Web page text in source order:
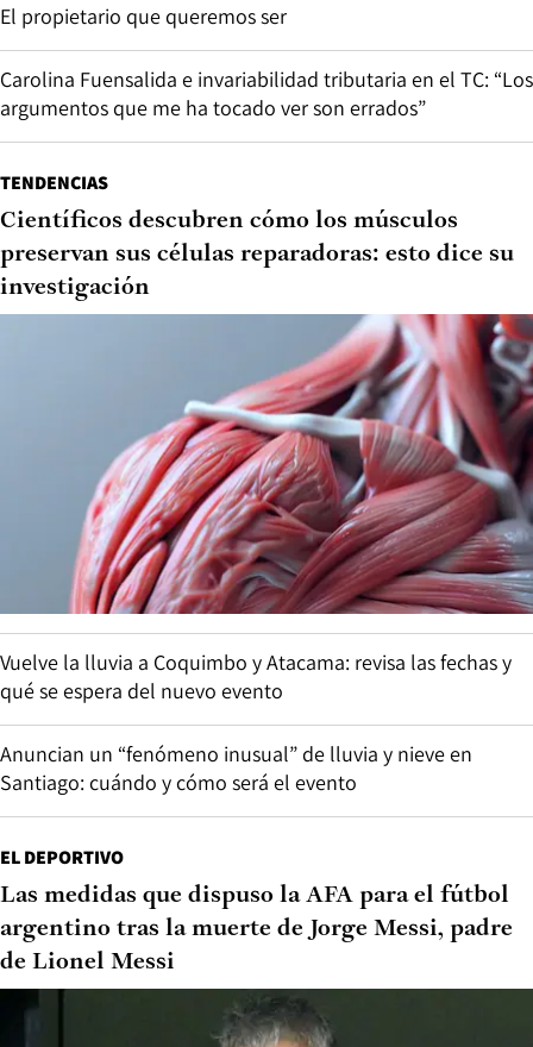
El propietario que queremos ser
Carolina Fuensalida e invariabilidad tributaria en el TC: “Los
argumentos que me ha tocado ver son errados”
TENDENCIAS
Científicos descubren cómo los músculos
preservan sus células reparadoras: esto dice su
investigación
Vuelve la lluvia a Coquimbo y Atacama: revisa las fechas y
qué se espera del nuevo evento
Anuncian un “fenómeno inusual” de lluvia y nieve en
Santiago: cuándo y cómo será el evento
EL DEPORTIVO
Las medidas que dispuso la AFA para el fútbol
argentino tras la muerte de Jorge Messi, padre
de Lionel Messi